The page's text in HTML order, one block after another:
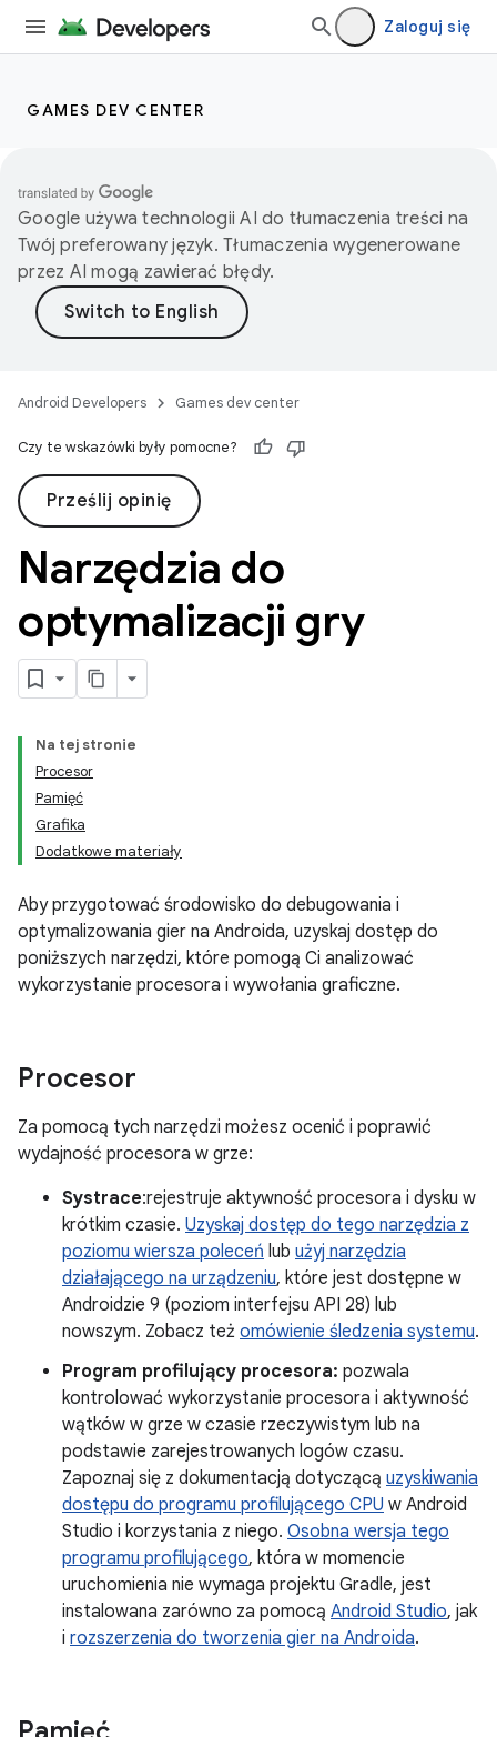
Zaloguj się
GAMES DEV CENTER
Google używa technologii AI do tłumaczenia treści na
Twój preferowany język. Tłumaczenia wygenerowane
przez AI mogą zawierać błędy.
Android Developers Games dev center
Czy te wskazówki były pomocne?
Prześlij opinię
Narzędzia do
optymalizacji gry
Na tej stronie
Procesor
Pamięć
Grafika
Dodatkowe materiały
Aby przygotować środowisko do debugowania i
optymalizowania gier na Androida, uzyskaj dostęp do
poniższych narzędzi, które pomogą Ci analizować
wykorzystanie procesora i wywołania graficzne.
Procesor
Za pomocą tych narzędzi możesz ocenić i poprawić
wydajność procesora w grze:
Systrace:rejestruje aktywność procesora i dysku w
krótkim czasie. Uzyskaj dostęp do tego narzędzia z
poziomu wiersza poleceń lub użyj narzędzia
działającego na urządzeniu, które jest dostępne w
Androidzie 9 (poziom interfejsu API 28) lub
nowszym. Zobacz też omówienie śledzenia systemu.
Program profilujący procesora: pozwala
kontrolować wykorzystanie procesora i aktywność
wątków w grze w czasie rzeczywistym lub na
podstawie zarejestrowanych logów czasu.
Zapoznaj się z dokumentacją dotyczącą uzyskiwania
dostępu do programu profilującego CPU w Android
Studio i korzystania z niego. Osobna wersja tego
programu profilującego, która w momencie
uruchomienia nie wymaga projektu Gradle, jest
instalowana zarówno za pomocą Android Studio, jak
i rozszerzenia do tworzenia gier na Androida.